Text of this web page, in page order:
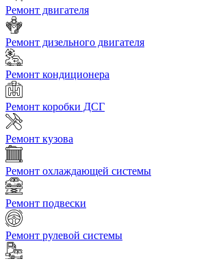
Ремонт двигателя
Ремонт дизельного двигателя
Ремонт кондиционера
Ремонт коробки ДСГ
Ремонт кузова
Ремонт охлаждающей системы
Ремонт подвески
Ремонт рулевой системы